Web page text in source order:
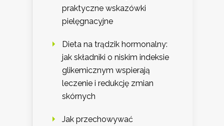
praktyczne wskazówki
pielęgnacyjne
Dieta na trądzik hormonalny:
jak składniki o niskim indeksie
glikemicznym wspierają
leczenie i redukcję zmian
skórnych
Jak przechowywać